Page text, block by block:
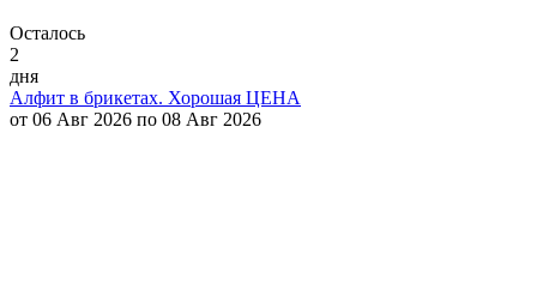
Осталось
2
дня
Алфит в брикетах. Хорошая ЦЕНА
от 06 Авг 2026 по 08 Авг 2026